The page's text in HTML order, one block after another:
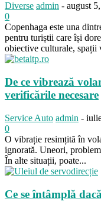
Diverse admin - august
0
Copenhaga este una
pentru turiștii care își
obiective culturale, spații
De ce vibrează
verificările necesare
Service Auto admin -
0
O vibrație resimțită în
ignorată. Uneori,
În alte situații, poate...
Ce se întâmplă